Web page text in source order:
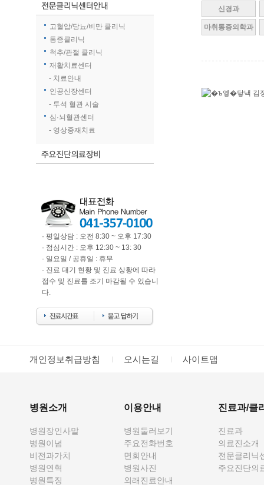
고혈압/당뇨/비만 클리닉
통증클리닉
척추/관절 클리닉
재활치료센터
- 치료안내
인공신장센터
- 투석 혈관 시술
심·뇌혈관센터
- 영상중재치료
· 평일상담 : 오전 8:30 ~ 오후 17:30
· 점심시간 : 오후 12:30 ~ 13: 30
· 일요일 / 공휴일 : 휴무
· 진료 대기 현황 및 진료 상황에 따라
접수 및 진료를 조기 마감될 수 있습니
다.
신경과
마취통증의학과
개인정보취급방침 오시는길 사이트맵
병원소개
병원장인사말
병원이념
비전과가치
병원연혁
병원특징
이용안내
병원둘러보기
주요전화번호
면회안내
병원사진
외래진료안내
진료과/클
진료과
의료진소개
전문클리닉
주요진단의